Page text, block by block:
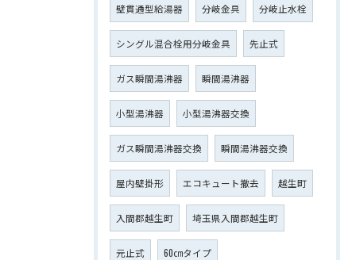
壁貫通型給湯器 分岐金具 分岐止水栓
シングル混合栓用分岐金具 先止式
ガス瞬間湯沸器 瞬間湯沸器
小型湯沸器 小型湯沸器交換
ガス瞬間湯沸器交換 瞬間湯沸器交換
屋内壁掛形 エコキュート撤去 越生町
入間郡越生町 埼玉県入間郡越生町
元止式 60㎝タイプ